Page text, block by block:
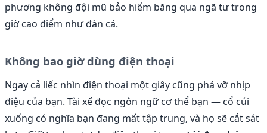
phương không đội mũ bảo hiểm băng qua ngã tư trong
giờ cao điểm như đàn cá.
Không bao giờ dùng điện thoại
Ngay cả liếc nhìn điện thoại một giây cũng phá vỡ nhịp
điệu của bạn. Tài xế đọc ngôn ngữ cơ thể bạn — cổ cúi
xuống có nghĩa bạn đang mất tập trung, và họ sẽ cắt sát